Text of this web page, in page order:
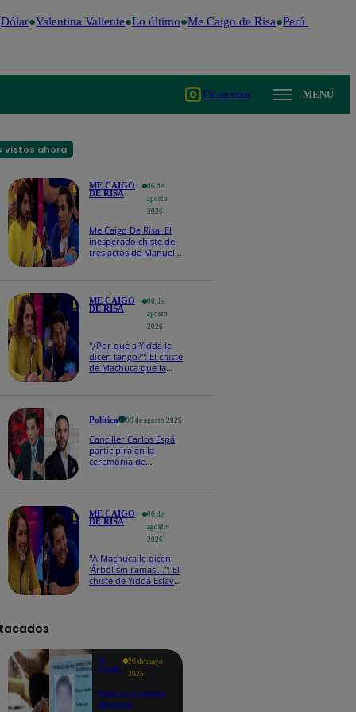
Valentina Valiente Lo último Me Caigo de Risa Perú Decide
TV en vivo MENÚ
vistos ahora
ME CAIGO
DE RISA
06 de
agosto
2026
Me Caigo De Risa: El
inesperado chiste de
tres actos de Manuel
ME CAIGO
DE RISA
06 de
agosto
2026
"¿Por qué a Yiddá le
dicen tango?": El chiste
de Machuca que la
Política 06 de agosto 2026
Canciller Carlos Espá
participirá en la
ceremonia de
ME CAIGO
DE RISA
06 de
agosto
2026
"A Machuca le dicen
'Árbol sin ramas'...": El
chiste de Yiddá Eslava
Te
ayudo
26 de mayo
2025
Revisa si tienes
deudas